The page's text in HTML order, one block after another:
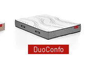
DuoConfo